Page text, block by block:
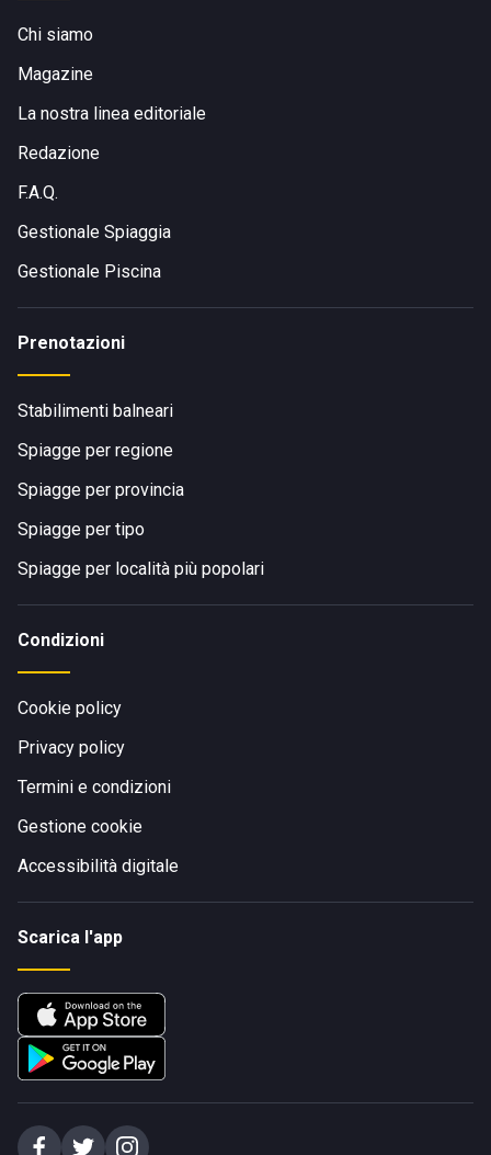
Chi siamo
Magazine
La nostra linea editoriale
Redazione
F.A.Q.
Gestionale Spiaggia
Gestionale Piscina
Prenotazioni
Stabilimenti balneari
Spiagge per regione
Spiagge per provincia
Spiagge per tipo
Spiagge per località più popolari
Condizioni
Cookie policy
Privacy policy
Termini e condizioni
Gestione cookie
Accessibilità digitale
Scarica l'app